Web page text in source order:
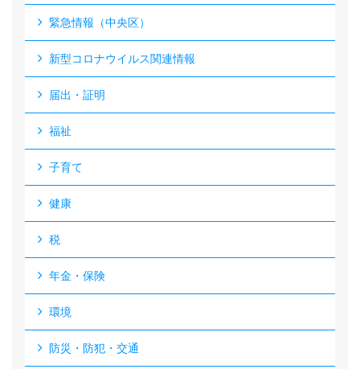
緊急情報（中央区）
新型コロナウイルス関連情報
届出・証明
福祉
子育て
健康
税
年金・保険
環境
防災・防犯・交通